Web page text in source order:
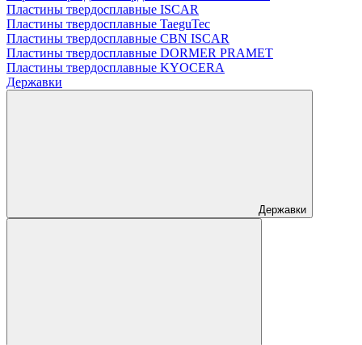
Пластины твердосплавные ISCAR
Пластины твердосплавные TaeguTec
Пластины твердосплавные CBN ISCAR
Пластины твердосплавные DORMER PRAMET
Пластины твердосплавные KYOCERA
Державки
Державки